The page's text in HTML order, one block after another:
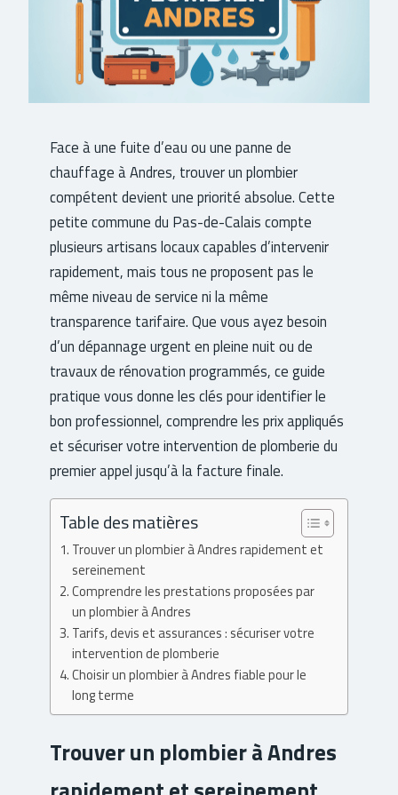
Face à une fuite d’eau ou une panne de
chauffage à Andres, trouver un plombier
compétent devient une priorité absolue. Cette
petite commune du Pas-de-Calais compte
plusieurs artisans locaux capables d’intervenir
rapidement, mais tous ne proposent pas le
même niveau de service ni la même
transparence tarifaire. Que vous ayez besoin
d’un dépannage urgent en pleine nuit ou de
travaux de rénovation programmés, ce guide
pratique vous donne les clés pour identifier le
bon professionnel, comprendre les prix appliqués
et sécuriser votre intervention de plomberie du
premier appel jusqu’à la facture finale.
Table des matières
Trouver un plombier à Andres rapidement et
sereinement
Comprendre les prestations proposées par
un plombier à Andres
Tarifs, devis et assurances : sécuriser votre
intervention de plomberie
Choisir un plombier à Andres fiable pour le
long terme
Trouver un plombier à Andres